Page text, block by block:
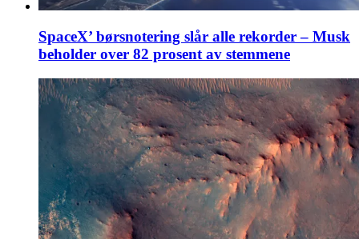
SpaceX’ børsnotering slår alle rekorder – Musk
beholder over 82 prosent av stemmene